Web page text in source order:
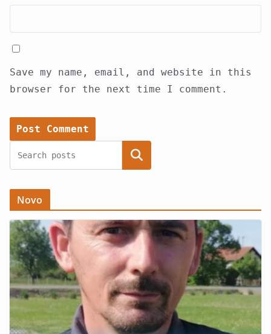
Save my name, email, and website in this
browser for the next time I comment.
Search
Novo